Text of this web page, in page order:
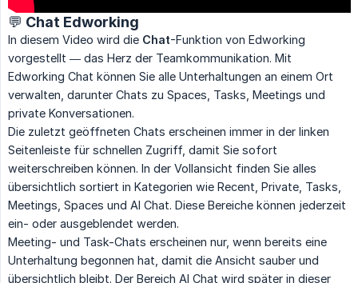
💬 Chat Edworking
In diesem Video wird die Chat-Funktion von Edworking
vorgestellt — das Herz der Teamkommunikation. Mit
Edworking Chat können Sie alle Unterhaltungen an einem Ort
verwalten, darunter Chats zu Spaces, Tasks, Meetings und
private Konversationen.
Die zuletzt geöffneten Chats erscheinen immer in der linken
Seitenleiste für schnellen Zugriff, damit Sie sofort
weiterschreiben können. In der Vollansicht finden Sie alles
übersichtlich sortiert in Kategorien wie Recent, Private, Tasks,
Meetings, Spaces und AI Chat. Diese Bereiche können jederzeit
ein- oder ausgeblendet werden.
Meeting- und Task-Chats erscheinen nur, wenn bereits eine
Unterhaltung begonnen hat, damit die Ansicht sauber und
übersichtlich bleibt. Der Bereich AI Chat wird später in dieser